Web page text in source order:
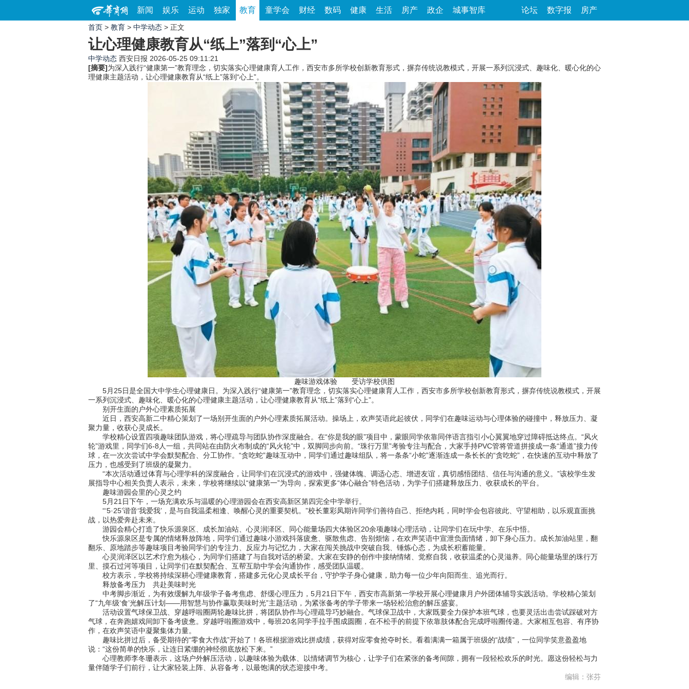
新闻 娱乐 运动 独家 教育 童学会 财经 数码 健康 生活 房产 政企 城事智库 论坛 数字报 房产
首页 > 教育 > 中学动态 > 正文
让心理健康教育从“纸上”落到“心上”
中学动态 西安日报 2026-05-25 09:11:21
[摘要]为深入践行“健康第一”教育理念，切实落实心理健康育人工作，西安市多所学校创新教育形式，摒弃传统说教模式，开展一系列沉浸式、趣味化、暖心化的心
理健康主题活动，让心理健康教育从“纸上”落到“心上”。
趣味游戏体验 受访学校供图
5月25日是全国大中学生心理健康日。为深入践行“健康第一”教育理念，切实落实心理健康育人工作，西安市多所学校创新教育形式，摒弃传统说教模式，开展
一系列沉浸式、趣味化、暖心化的心理健康主题活动，让心理健康教育从“纸上”落到“心上”。
别开生面的户外心理素质拓展
近日，西安高新二中精心策划了一场别开生面的户外心理素质拓展活动。操场上，欢声笑语此起彼伏，同学们在趣味运动与心理体验的碰撞中，释放压力、凝
聚力量，收获心灵成长。
学校精心设置四项趣味团队游戏，将心理疏导与团队协作深度融合。在“你是我的眼”项目中，蒙眼同学依靠同伴语言指引小心翼翼地穿过障碍抵达终点。“风火
轮”游戏里，同学们6-8人一组，共同站在由防火布制成的“风火轮”中，双脚同步向前。“珠行万里”考验专注与配合，大家手持PVC管将管道拼接成一条“通道”接力传
球，在一次次尝试中学会默契配合、分工协作。“贪吃蛇”趣味互动中，同学们通过趣味组队，将一条条“小蛇”逐渐连成一条长长的“贪吃蛇”，在快速的互动中释放了
压力，也感受到了班级的凝聚力。
“本次活动通过体育与心理学科的深度融合，让同学们在沉浸式的游戏中，强健体魄、调适心态、增进友谊，真切感悟团结、信任与沟通的意义。”该校学生发
展指导中心相关负责人表示，未来，学校将继续以“健康第一”为导向，探索更多“体心融合”特色活动，为学子们搭建释放压力、收获成长的平台。
趣味游园会里的心灵之约
5月21日下午，一场充满欢乐与温暖的心理游园会在西安高新区第四完全中学举行。
“‘5·25’谐音‘我爱我’，是与自我温柔相逢、唤醒心灵的重要契机。”校长董彩凤期许同学们善待自己、拒绝内耗，同时学会包容彼此、守望相助，以乐观直面挑
战，以热爱奔赴未来。
游园会精心打造了快乐源泉区、成长加油站、心灵润泽区、同心能量场四大体验区20余项趣味心理活动，让同学们在玩中学、在乐中悟。
快乐源泉区是专属的情绪释放阵地，同学们通过趣味小游戏抖落疲惫、驱散焦虑、告别烦恼，在欢声笑语中宣泄负面情绪，卸下身心压力。成长加油站里，翻
翻乐、原地踏步等趣味项目考验同学们的专注力、反应力与记忆力，大家在闯关挑战中突破自我、锤炼心态，为成长积蓄能量。
心灵润泽区以艺术疗愈为核心，为同学们搭建了与自我对话的桥梁。大家在安静的创作中接纳情绪、觉察自我，收获温柔的心灵滋养。同心能量场里的珠行万
里、摸石过河等项目，让同学们在默契配合、互帮互助中学会沟通协作，感受团队温暖。
校方表示，学校将持续深耕心理健康教育，搭建多元化心灵成长平台，守护学子身心健康，助力每一位少年向阳而生、追光而行。
释放备考压力 共赴美味时光
中考脚步渐近，为有效缓解九年级学子备考焦虑、舒缓心理压力，5月21日下午，西安市高新第一学校开展心理健康月户外团体辅导实践活动。学校精心策划
了“九年级‘食’光解压计划——用智慧与协作赢取美味时光”主题活动，为紧张备考的学子带来一场轻松治愈的解压盛宴。
活动设置气球保卫战、穿越呼啦圈两轮趣味比拼，将团队协作与心理疏导巧妙融合。气球保卫战中，大家既要全力保护本班气球，也要灵活出击尝试踩破对方
气球，在奔跑嬉戏间卸下备考疲惫。穿越呼啦圈游戏中，每班20名同学手拉手围成圆圈，在不松手的前提下依靠肢体配合完成呼啦圈传递。大家相互包容、有序协
作，在欢声笑语中凝聚集体力量。
趣味比拼过后，备受期待的“零食大作战”开始了！各班根据游戏比拼成绩，获得对应零食抢夺时长。看着满满一箱属于班级的“战绩”，一位同学笑意盈盈地
说：“这份简单的快乐，让连日紧绷的神经彻底放松下来。”
心理教师李冬珊表示，这场户外解压活动，以趣味体验为载体、以情绪调节为核心，让学子们在紧张的备考间隙，拥有一段轻松欢乐的时光。愿这份轻松与力
量伴随学子们前行，让大家轻装上阵、从容备考，以最饱满的状态迎接中考。
编辑：张芬